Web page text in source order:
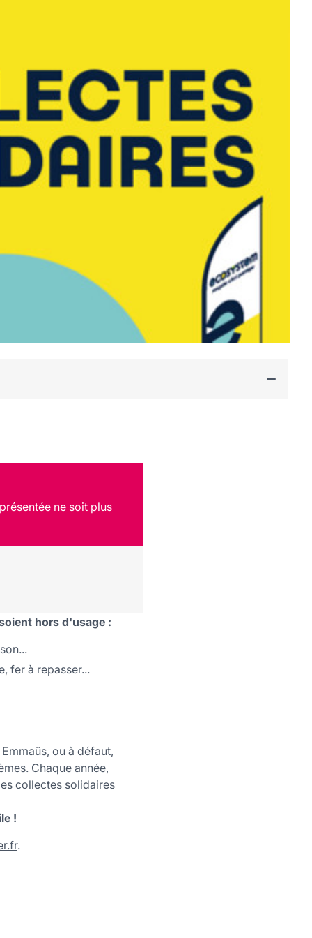
ne soit plus
hors d'usage :
fer à repasser...
ou à défaut,
Chaque année,
collectes solidaires
!
.